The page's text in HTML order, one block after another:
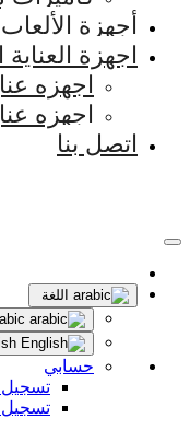
أجهزة الألعاب
اجهزة
اجهزه
اجهزه
اتصل بنا
اللغة
حسابي
تسجيل
تسجيل